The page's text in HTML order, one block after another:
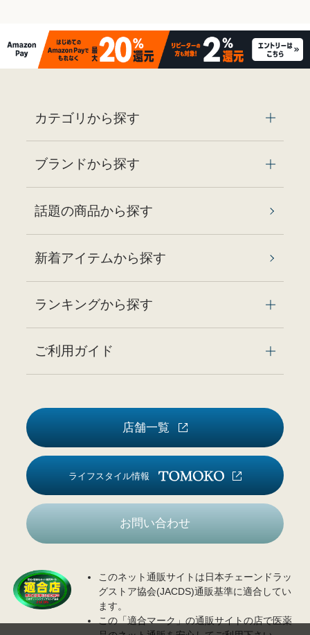
カテゴリから探す
ブランドから探す
話題の商品から探す
新着アイテムから探す
ランキングから探す
ご利用ガイド
店舗一覧
ライフスタイル情報
お問い合わせ
このネット通販サイトは日本チェーンドラッ
グストア協会(JACDS)通販基準に適合してい
ます。
この「適合マーク」の通販サイトの店で医薬